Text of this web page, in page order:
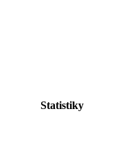
Statistiky